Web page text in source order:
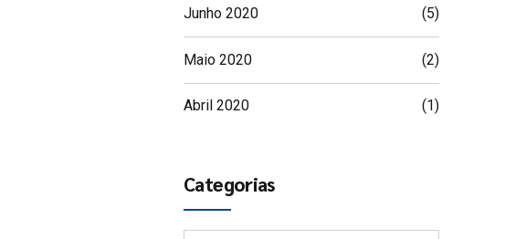
Junho 2020 (5)
Maio 2020 (2)
Abril 2020 (1)
Categorias